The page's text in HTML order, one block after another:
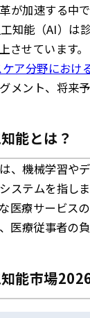
が加速する中
知能（AI）
せています。
ア分野におけ
メント、将来
能とは？
、機械学習や
ステムを指し
療サービスの
医療従事者の
能市場